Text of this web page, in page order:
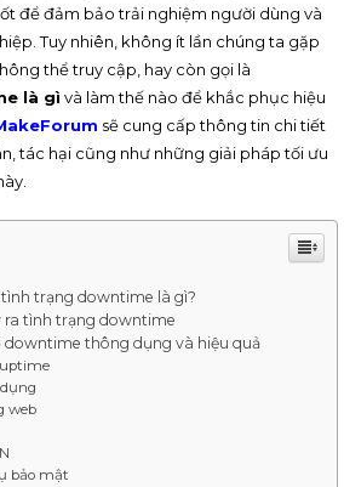
để đảm bảo trải nghiệm người dùng và
Tuy nhiên, không ít lần chúng ta gặp
thể truy cập, hay còn gọi là
là gì và làm thế nào để khắc phục hiệu
sẽ cung cấp thông tin chi tiết
tác hại cũng như những giải pháp tối ưu
trạng downtime là gì?
ra tình trạng downtime
downtime thông dụng và hiệu quả
web
bảo mật